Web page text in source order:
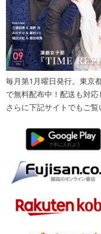
毎月第1月曜日発行。東京
で無料配布中！配送も対応
さらに下記サイトでもご